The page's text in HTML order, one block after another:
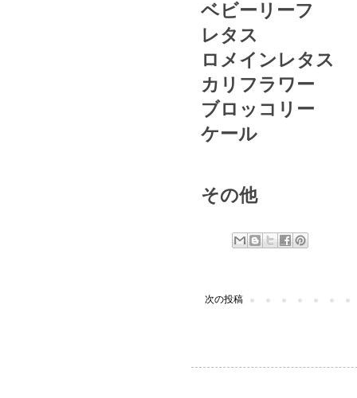
ベビーリーフ
レタス
ロメインレタス
カリフラワー
ブロッコリー
ケール
その他
次の投稿